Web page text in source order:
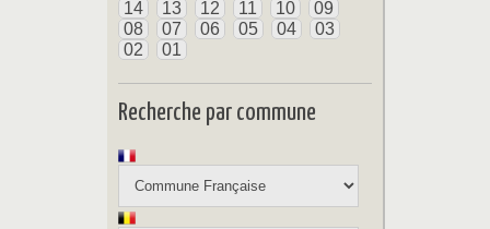
14
13 12 11 10
09
08
07 06 05 04
03
02
01
Recherche par commune